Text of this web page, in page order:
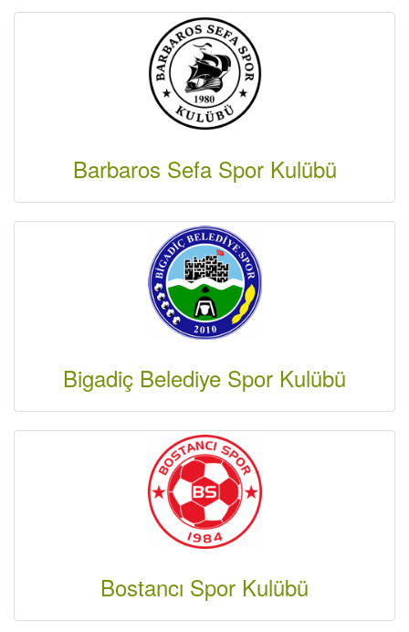
Barbaros Sefa Spor Kulübü
Bigadiç Belediye Spor Kulübü
Bostancı Spor Kulübü